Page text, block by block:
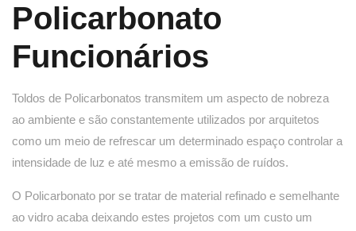
Policarbonato
Funcionários
Toldos de Policarbonatos transmitem um aspecto de nobreza
ao ambiente e são constantemente utilizados por arquitetos
como um meio de refrescar um determinado espaço controlar a
intensidade de luz e até mesmo a emissão de ruídos.
O Policarbonato por se tratar de material refinado e semelhante
ao vidro acaba deixando estes projetos com um custo um